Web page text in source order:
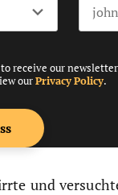
receive our
ourPrivacy Policy.
und